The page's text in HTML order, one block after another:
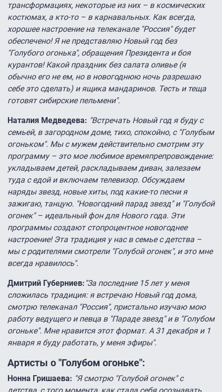
трансформациях, некоторые из них – в космических
костюмах, а кто-то – в карнавальных. Как всегда,
хорошее настроение на телеканале "Россия" будет
обеспечено! Я не представляю Новый год без
"Голубого огонька", обращения Президента и боя
курантов! Какой праздник без салата оливье (я
обычно его не ем, но в новогоднюю ночь разрешаю
себе это сделать) и ящика мандаринов. Тесть и теща
готовят сибирские пельмени".
Наталия Медведева: "Встречать Новый год я буду с
семьей, в загородном доме, тихо, спокойно, с "Голубым
огоньком". Мы с мужем действительно смотрим эту
программу – это мое любимое времяпрепровождение:
укладываем детей, раскладываем диван, залезаем
туда с едой и включаем телевизор. Обсуждаем
наряды звезд, новые хиты, под какие-то песни я
зажигаю, танцую. "Новогодний парад звезд" и "Голубой
огонек" – идеальный фон для Нового года. Эти
программы создают стопроцентное новогоднее
настроение! Эта традиция у нас в семье с детства –
мы с родителями смотрели "Голубой огонек", и это мне
всегда нравилось".
Дмитрий Губерниев: "За последние 15 лет у меня
сложилась традиция: я встречаю Новый год дома,
смотрю телеканал "Россия", пристально изучаю мою
работу ведущего и певца в "Параде звезд" и в "Голубом
огоньке". Мне нравится этот формат. А 31 декабря и 1
января я буду работать, у меня эфиры".
Артисты о "Голубом огоньке":
Нонна Гришаева: "Я смотрю "Голубой огонек" с